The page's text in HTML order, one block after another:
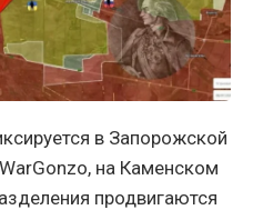
в Запорожской
на Каменском
продвигаются